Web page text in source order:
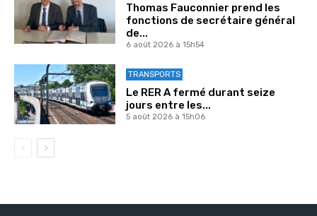
Thomas Fauconnier prend les
fonctions de secrétaire général
de...
6 août 2026 à 15h54
TRANSPORTS
Le RER A fermé durant seize
jours entre les...
5 août 2026 à 15h06